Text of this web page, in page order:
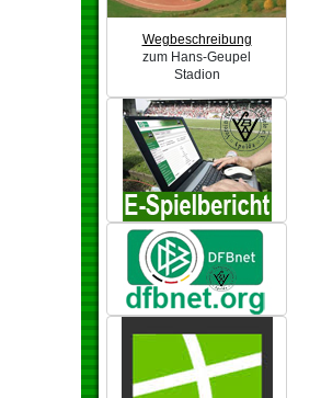
Wegbeschreibung
zum Hans-Geupel
Stadion